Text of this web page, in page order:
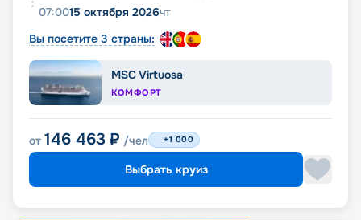
07:0015 октября 2026чт
Вы посетите 3 страны:
MSC Virtuosa
КОМФОРТ
от 146 463 ₽ /чел +1 000
Выбрать круиз